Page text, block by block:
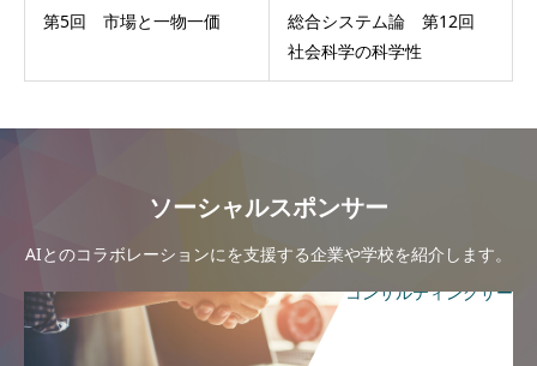
第5回 市場と一物一価
総合システム論 第12回
社会科学の科学性
ソーシャルスポンサー
AIとのコラボレーションにを支援する企業や学校を紹介します。
コンサルティングサー